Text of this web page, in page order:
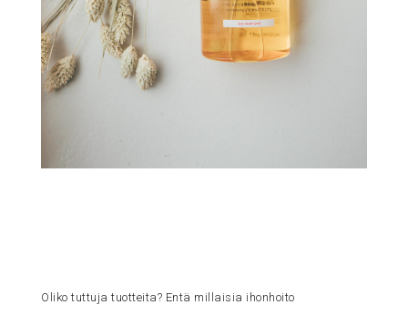
Oliko tuttuja tuotteita? Entä millaisia ihonhoito